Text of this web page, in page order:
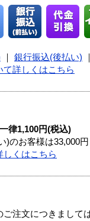
銀行振込(後払い)
て詳しくはこちら
一律1,100円(税込)
)のお客様は33,000
しくはこちら
注文につきまして